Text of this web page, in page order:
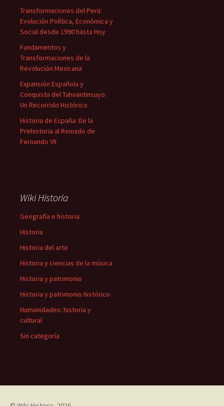
Transformaciones del Perú:
Evolución Política, Económica y
Social desde 1990 hasta Hoy
Fundamentos y
Transformaciones de la
Revolución Mexicana
Expansión Española y
Conquista del Tahuantinsuyo:
Un Recorrido Histórico
Historia de España: De la
Prehistoria al Reinado de
Fernando VII
Wiki Historia
Geografía e historia
Historia
Historia del arte
Historia y ciencias de la música
Historia y patrimonio
Historia y patrimonio histórico
Humanidades: historia y
cultural
Sin categoría